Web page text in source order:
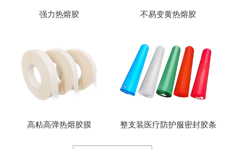
强力热熔胶 不易变黄热熔胶
高粘高弹热熔胶膜 整支装医疗防护服密封胶条